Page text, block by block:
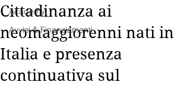
Academy
Avvisi & Finanziamenti
Cittadinanza ai
neomaggiorenni nati in
Italia e presenza
continuativa sul